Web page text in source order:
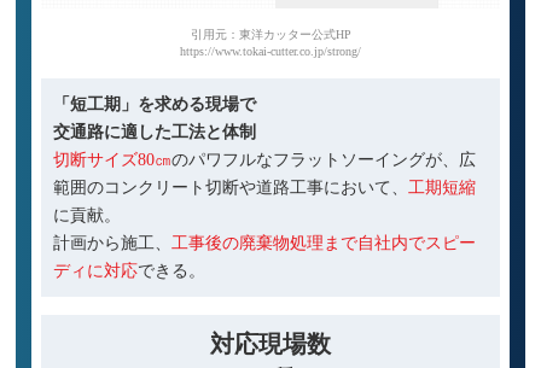
引用元：東洋カッター公式HP
https://www.tokai-cutter.co.jp/strong/
「短工期」を求める現場で
交通路に適した工法と体制
切断サイズ80㎝のパワフルなフラットソーイングが、広
範囲のコンクリート切断や道路工事において、 工期短縮
に貢献。
計画から施工、 工事後の廃棄物処理まで自社内でスピー
ディに対応できる。
対応現場数